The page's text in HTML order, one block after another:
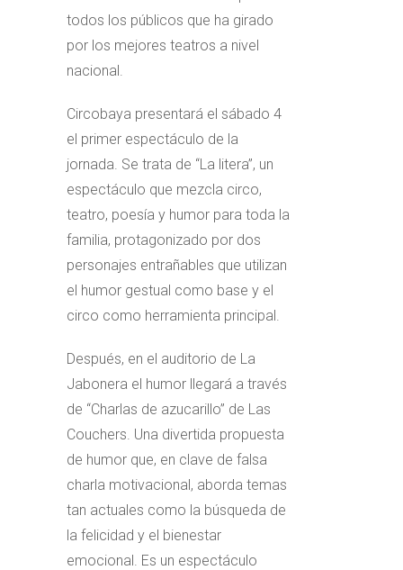
todos los públicos que ha girado
por los mejores teatros a nivel
nacional.
Circobaya presentará el sábado 4
el primer espectáculo de la
jornada. Se trata de “La litera”, un
espectáculo que mezcla circo,
teatro, poesía y humor para toda la
familia, protagonizado por dos
personajes entrañables que utilizan
el humor gestual como base y el
circo como herramienta principal.
Después, en el auditorio de La
Jabonera el humor llegará a través
de “Charlas de azucarillo” de Las
Couchers. Una divertida propuesta
de humor que, en clave de falsa
charla motivacional, aborda temas
tan actuales como la búsqueda de
la felicidad y el bienestar
emocional. Es un espectáculo